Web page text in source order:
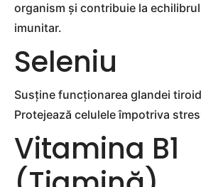
organism și contribuie la
imunitar.
Seleniu
Susține funcționarea glandei
Protejează celulele împotriva
Vitamina B1